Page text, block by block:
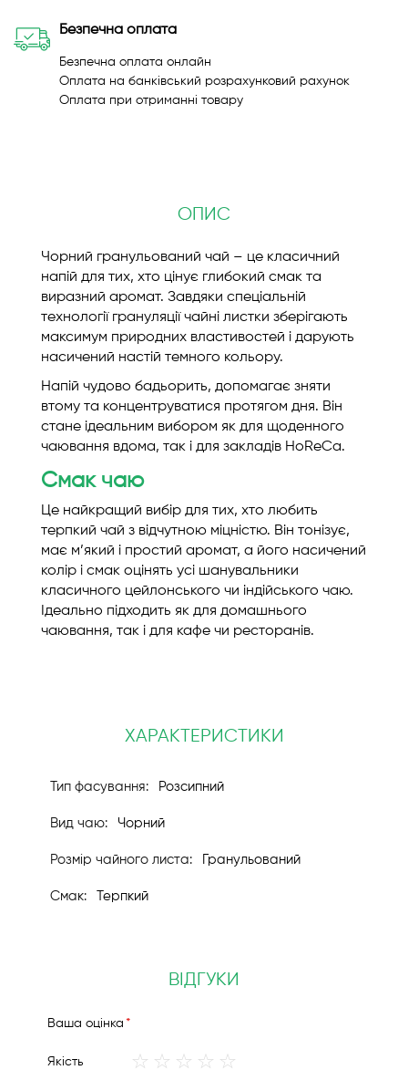
Безпечна оплата
Безпечна оплата онлайн
Оплата на банківський розрахунковий рахунок
Оплата при отриманні товару
ОПИС
Чорний гранульований чай – це класичний
напій для тих, хто цінує глибокий смак та
виразний аромат. Завдяки спеціальній
технології грануляції чайні листки зберігають
максимум природних властивостей і дарують
насичений настій темного кольору.
Напій чудово бадьорить, допомагає зняти
втому та концентруватися протягом дня. Він
стане ідеальним вибором як для щоденного
чаювання вдома, так і для закладів HoReCa.
Смак чаю
Це найкращий вибір для тих, хто любить
терпкий чай з відчутною міцністю. Він тонізує,
має м’який і простий аромат, а його насичений
колір і смак оцінять усі шанувальники
класичного цейлонського чи індійського чаю.
Ідеально підходить як для домашнього
чаювання, так і для кафе чи ресторанів.
ХАРАКТЕРИСТИКИ
Розсипний
Чорний
Гранульований
Терпкий
ВІДГУКИ
Вашa оцінка
Якість
1
2
3
4